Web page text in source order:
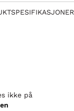
ikke på